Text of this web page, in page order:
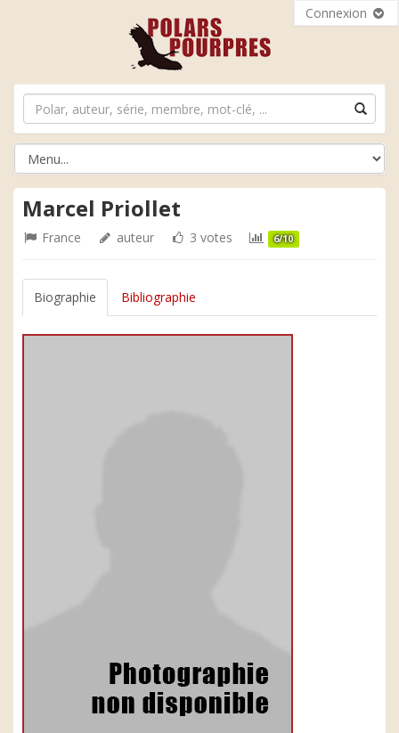
Connexion
Marcel Priollet
France auteur 3 votes 6/10
Biographie Bibliographie